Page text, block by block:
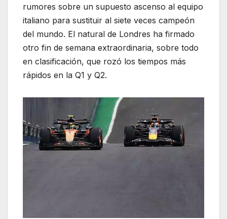
rumores sobre un supuesto ascenso al equipo
italiano para sustituir al siete veces campeón
del mundo. El natural de Londres ha firmado
otro fin de semana extraordinaria, sobre todo
en clasificación, que rozó los tiempos más
rápidos en la Q1 y Q2.